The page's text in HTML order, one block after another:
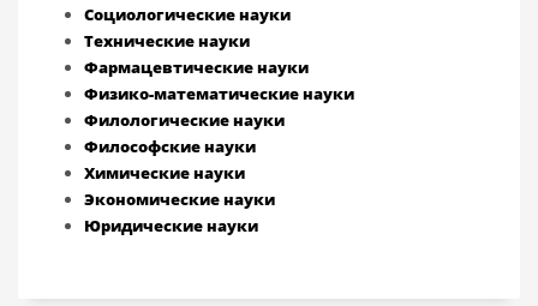
Социологические науки
Технические науки
Фармацевтические науки
Физико-математические науки
Филологические науки
Философские науки
Химические науки
Экономические науки
Юридические науки